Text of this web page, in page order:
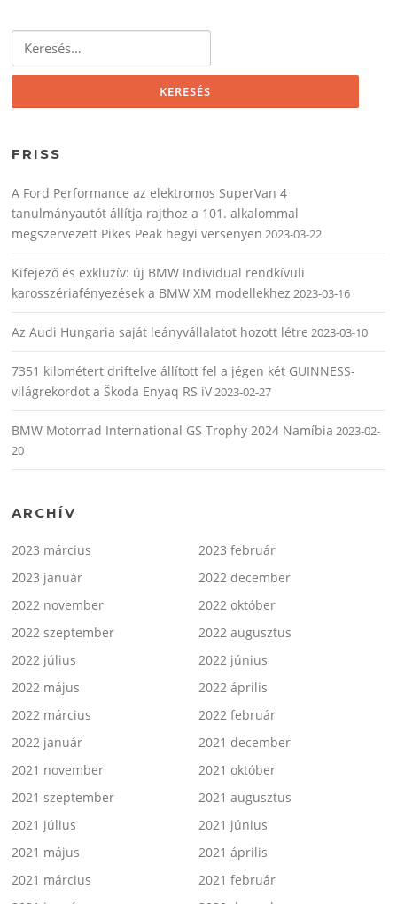
Keresés:
FRISS
A Ford Performance az elektromos SuperVan 4
tanulmányautót állítja rajthoz a 101. alkalommal
megszervezett Pikes Peak hegyi versenyen 2023-03-22
Kifejező és exkluzív: új BMW Individual rendkívüli
karosszériafényezések a BMW XM modellekhez 2023-03-16
Az Audi Hungaria saját leányvállalatot hozott létre 2023-03-10
7351 kilométert driftelve állított fel a jégen két GUINNESS-
világrekordot a Škoda Enyaq RS iV2023-02-27
BMW Motorrad International GS Trophy 2024 Namíbia 2023-02-
20
ARCHÍV
2023 március
2023 február
2023 január
2022 december
2022 november
2022 október
2022 szeptember
2022 augusztus
2022 július
2022 június
2022 május
2022 április
2022 március
2022 február
2022 január
2021 december
2021 november
2021 október
2021 szeptember
2021 augusztus
2021 július
2021 június
2021 május
2021 április
2021 március
2021 február